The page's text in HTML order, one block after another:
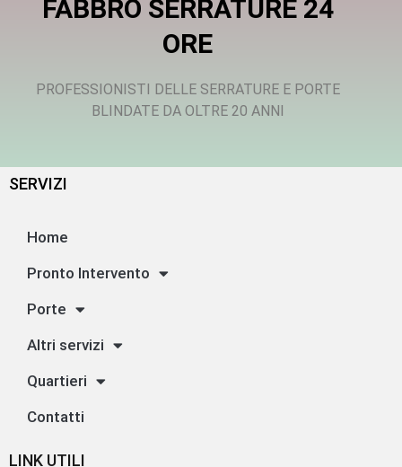
FABBRO SERRATURE 24
ORE
PROFESSIONISTI DELLE SERRATURE E PORTE
BLINDATE DA OLTRE 20 ANNI
SERVIZI
Home
Pronto Intervento
Porte
Altri servizi
Quartieri
Contatti
LINK UTILI